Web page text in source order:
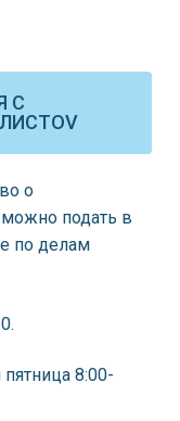
C
о
можно подать в
по делам
8:00-